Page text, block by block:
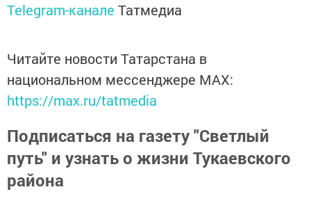
Telegram-канале Татмедиа
Читайте новости Татарстана в
национальном мессенджере MАХ:
https://max.ru/tatmedia
Подписаться на газету "Светлый
путь" и узнать о жизни Тукаевского
района